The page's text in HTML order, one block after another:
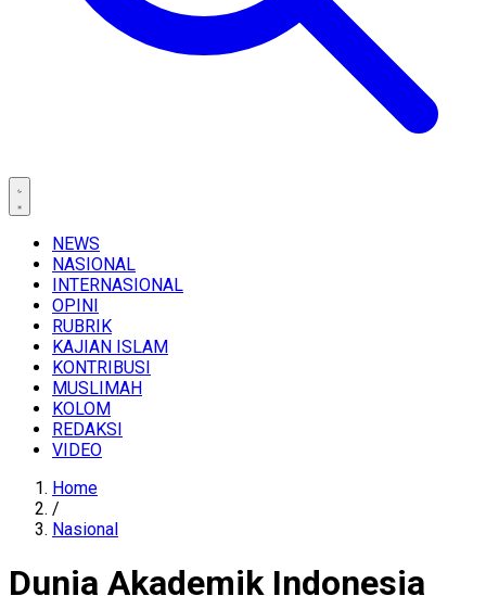
NEWS
NASIONAL
INTERNASIONAL
OPINI
RUBRIK
KAJIAN ISLAM
KONTRIBUSI
MUSLIMAH
KOLOM
REDAKSI
VIDEO
Home
/
Nasional
Dunia Akademik Indonesia